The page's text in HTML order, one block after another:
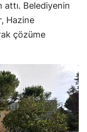
attı. Belediyenin
Hazine
çözüme